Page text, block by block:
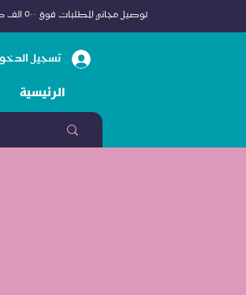
توصيل مجاني للطلبات فوق ٥٠٠ الف دينار
تسجيل
الرئيسية